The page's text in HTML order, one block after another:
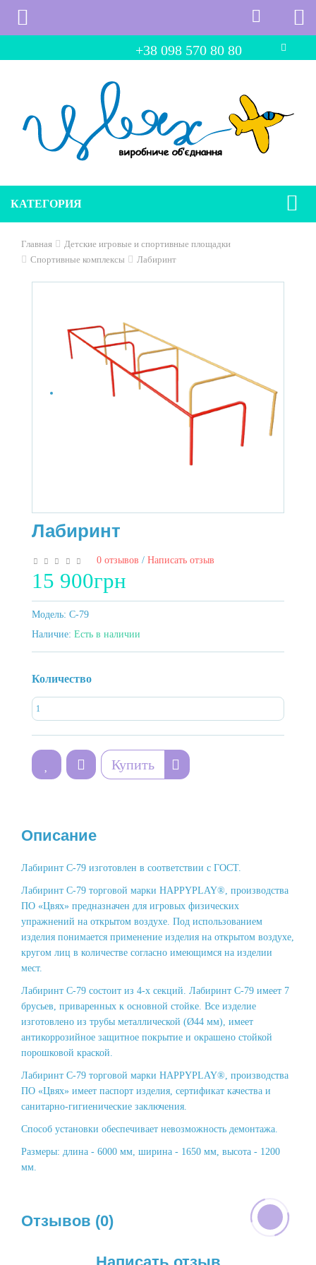
+38 098 570 80 80
КАТЕГОРИЯ
Главная
Детские игровые и спортивные площадки
Спортивные комплексы
Лабиринт
Лабиринт
0 отзывов / Написать отзыв
15 900грн
Модель: C-79
Наличие: Есть в наличии
Количество
Купить
Описание
Лабиринт С-79 изготовлен в соответствии с ГОСТ.
Лабиринт С-79 торговой марки HAPPYPLAY®, производства
ПО «Цвях» предназначен для игровых физических
упражнений на открытом воздухе. Под использованием
изделия понимается применение изделия на открытом воздухе,
кругом лиц в количестве согласно имеющимся на изделии
мест.
Лабиринт С-79 состоит из 4-х секций. Лабиринт С-79 имеет 7
брусьев, приваренных к основной стойке. Все изделие
изготовлено из трубы металлической (Ø44 мм), имеет
антикоррозийное защитное покрытие и окрашено стойкой
порошковой краской.
Лабиринт С-79 торговой марки HAPPYPLAY®, производства
ПО «Цвях» имеет паспорт изделия, сертификат качества и
санитарно-гигиенические заключения.
Способ установки обеспечивает невозможность демонтажа.
Размеры: длина - 6000 мм, ширина - 1650 мм, высота - 1200
мм.
Отзывов (0)